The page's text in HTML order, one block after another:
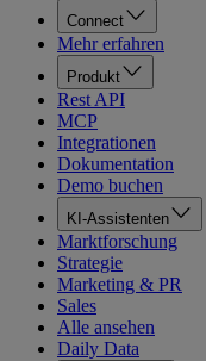
Connect
Mehr erfahren
Produkt
Rest API
MCP
Integrationen
Dokumentation
Demo buchen
KI-Assistenten
Marktforschung
Strategie
Marketing & PR
Sales
Alle ansehen
Daily Data